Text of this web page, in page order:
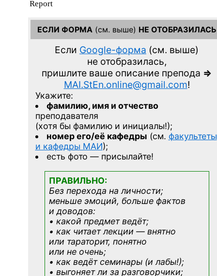
ЕСЛИ ФОРМА(см. выше) НЕ ОТОБРАЗИЛАСЬ
Если Google-форма (см. выше)
не отобразилась,
пришлите ваше описание препода =>
MAI.StEn.online@gmail.com!
Укажите:
фамилию, имя и отчество
преподавателя
(хотя бы фамилию и инициалы!);
номер его/её кафедры (см. факультеты
и кафедры МАИ);
есть фото — присылайте!
ПРАВИЛЬНО:
Без перехода на личности;
меньше эмоций, больше фактов
и доводов:
• какой предмет ведёт;
• как читает лекции — внятно
или тараторит, понятно
или не очень;
• как ведёт семинары (и лабы!);
• выгоняет ли за разговорчики;